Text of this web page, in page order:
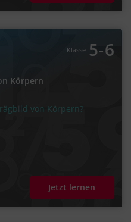
Klasse 5‐6
Körpern
von Körpern?
Jetzt lernen